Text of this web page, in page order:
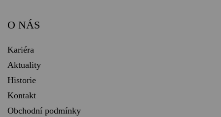
O NÁS
Kariéra
Aktuality
Historie
Kontakt
Obchodní podmínky